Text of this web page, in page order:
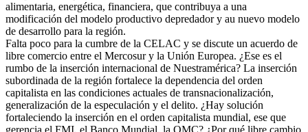
alimentaria, energética, financiera, que contribuya a una
modificación del modelo productivo depredador y au nuevo modelo
de desarrollo para la región.
Falta poco para la cumbre de la CELAC y se discute un acuerdo de
libre comercio entre el Mercosur y la Unión Europea. ¿Ese es el
rumbo de la inserción internacional de Nuestramérica? La inserción
subordinada de la región fortalece la dependencia del orden
capitalista en las condiciones actuales de transnacionalización,
generalización de la especulación y el delito. ¿Hay solución
fortaleciendo la inserción en el orden capitalista mundial, ese que
gerencia el FMI, el Banco Mundial, la OMC? ¿Por qué libre cambio